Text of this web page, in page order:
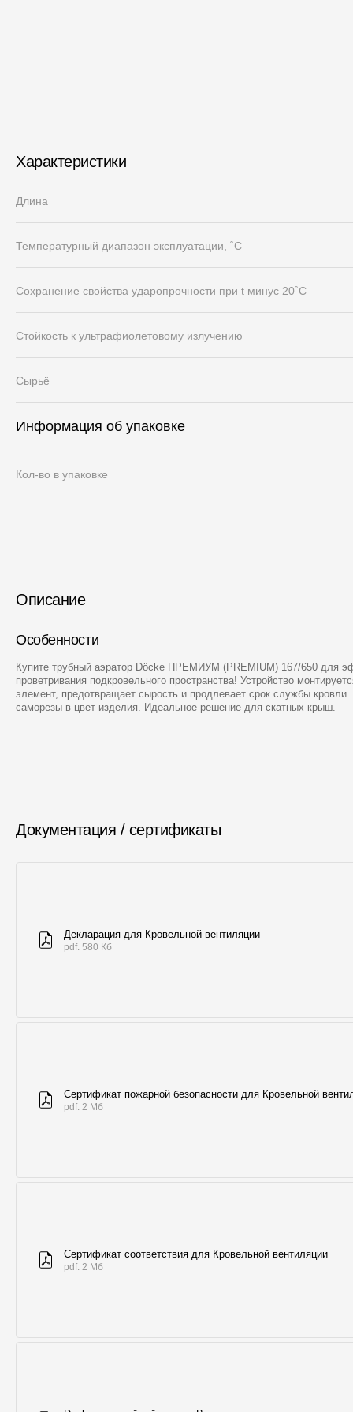
Характеристики
Длина
Температурный диапазон эксплуатации, ˚С
Сохранение свойства ударопрочности при t минус 20˚C
Стойкость к ультрафиолетовому излучению
Сырьё
Информация об упаковке
Кол-во в упаковке
Описание
Особенности
Купите трубный аэратор Döcke ПРЕМИУМ (PREMIUM) 167/650 для
проветривания подкровельного пространства! Устройство
элемент, предотвращает сырость и продлевает срок службы
саморезы в цвет изделия. Идеальное решение для скатных крыш.
Документация / сертификаты
Декларация для Кровельной вентиляции
pdf. 580 Кб
Сертификат пожарной безопасности для Кровельной
pdf. 2 Мб
Сертификат соответствия для Кровельной вентиляции
pdf. 2 Мб